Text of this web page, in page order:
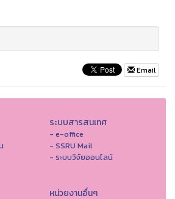
Email
ระบบสารสนเทศ
- e-office
- SSRU Mail
- ระบบวิจัยออนไลน์
หน่วยงานอื่นๆ